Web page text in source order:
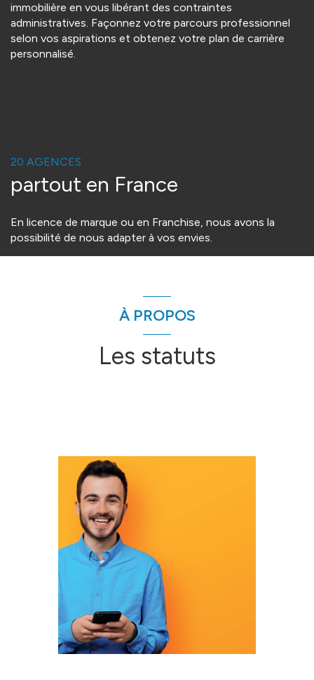
immobilière en vous libérant des contraintes
administratives. Façonnez votre parcours professionnel
selon vos aspirations et obtenez votre plan de carrière
personnalisé.
20 AGENCES
partout en France
En licence de marque ou en Franchise, nous avons la
possibilité de nous adapter à vos envies.
À PROPOS
Les statuts